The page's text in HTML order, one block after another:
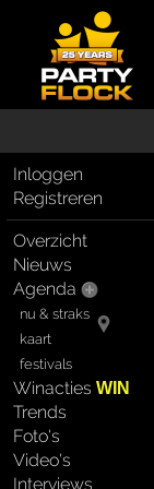
Inloggen
Registreren
Overzicht
Nieuws
Agenda
nu & straks
kaart
festivals
WinactiesWIN
Trends
Foto's
Video's
Interviews